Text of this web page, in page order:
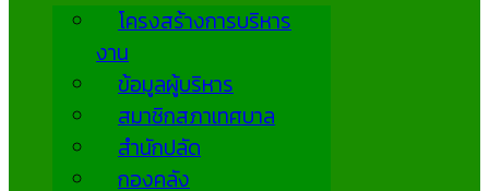
โครงสร้างการบริหาร
งาน
ข้อมูลผู้บริหาร
สมาชิกสภาเทศบาล
สำนักปลัด
กองคลัง